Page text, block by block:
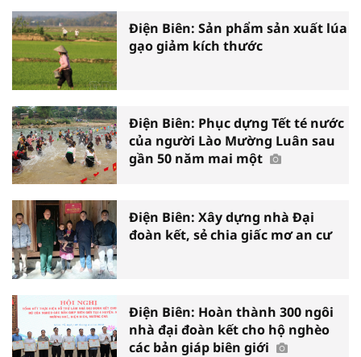
Điện Biên: Sản phẩm sản xuất lúa
gạo giảm kích thước
Điện Biên: Phục dựng Tết té nước
của người Lào Mường Luân sau
gần 50 năm mai một
Điện Biên: Xây dựng nhà Đại
đoàn kết, sẻ chia giấc mơ an cư
Điện Biên: Hoàn thành 300 ngôi
nhà đại đoàn kết cho hộ nghèo
các bản giáp biên giới